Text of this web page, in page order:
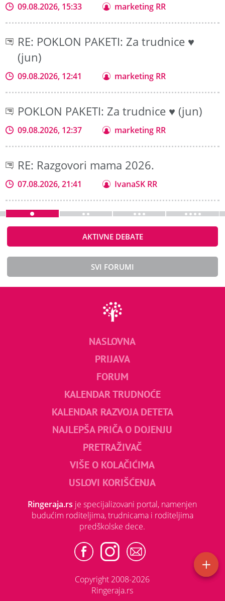
09.08.2026, 15:33 marketing RR
RE: POKLON PAKETI: Za trudnice ♥
(jun)
09.08.2026, 12:41 marketing RR
POKLON PAKETI: Za trudnice ♥ (jun)
09.08.2026, 12:37 marketing RR
RE: Razgovori mama 2026.
07.08.2026, 21:41 IvanaSK RR
AKTIVNE DEBATE
SVI FORUMI
NASLOVNA
PRIJAVA
FORUM
KALENDAR TRUDNOĆE
KALENDAR RAZVOJA DETETA
NAJLEPŠA PRIČA O DOJENJU
PRETRAŽIVAČ
VIŠE O KOLAČIĆIMA
USLOVI KORIŠĆENJA
Ringeraja.rs je specijalizovani portal, namenjen
budućim roditeljima, trudnicama i roditeljima
predškolske dece.
Copyright 2008-2026
Ringeraja.rs